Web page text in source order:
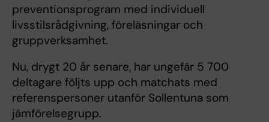
preventionsprogram med individuell
livsstilsrådgivning, föreläsningar och
gruppverksamhet.
Nu, drygt 20 år senare, har ungefär 5 700
deltagare följts upp och matchats med
referenspersoner utanför Sollentuna som
jämförelsegrupp.